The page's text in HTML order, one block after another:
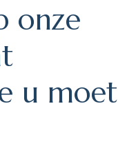
onze
u moet